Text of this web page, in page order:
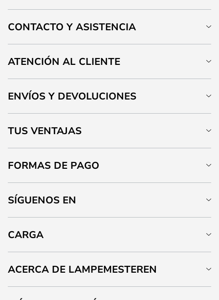
CONTACTO Y ASISTENCIA
ATENCIÓN AL CLIENTE
ENVÍOS Y DEVOLUCIONES
TUS VENTAJAS
FORMAS DE PAGO
SÍGUENOS EN
CARGA
ACERCA DE LAMPEMESTEREN